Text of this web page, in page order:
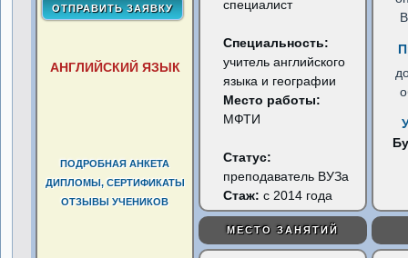
АНГЛИЙСКИЙ ЯЗЫК
ПОДРОБНАЯ АНКЕТА
ДИПЛОМЫ, СЕРТИФИКАТЫ
ОТЗЫВЫ УЧЕНИКОВ
специалист
Специальность:
учитель английского
языка и географии
Место работы:
МФТИ
Статус:
преподаватель ВУЗа
Стаж: с 2014 года
МЕСТО ЗАНЯТИЙ